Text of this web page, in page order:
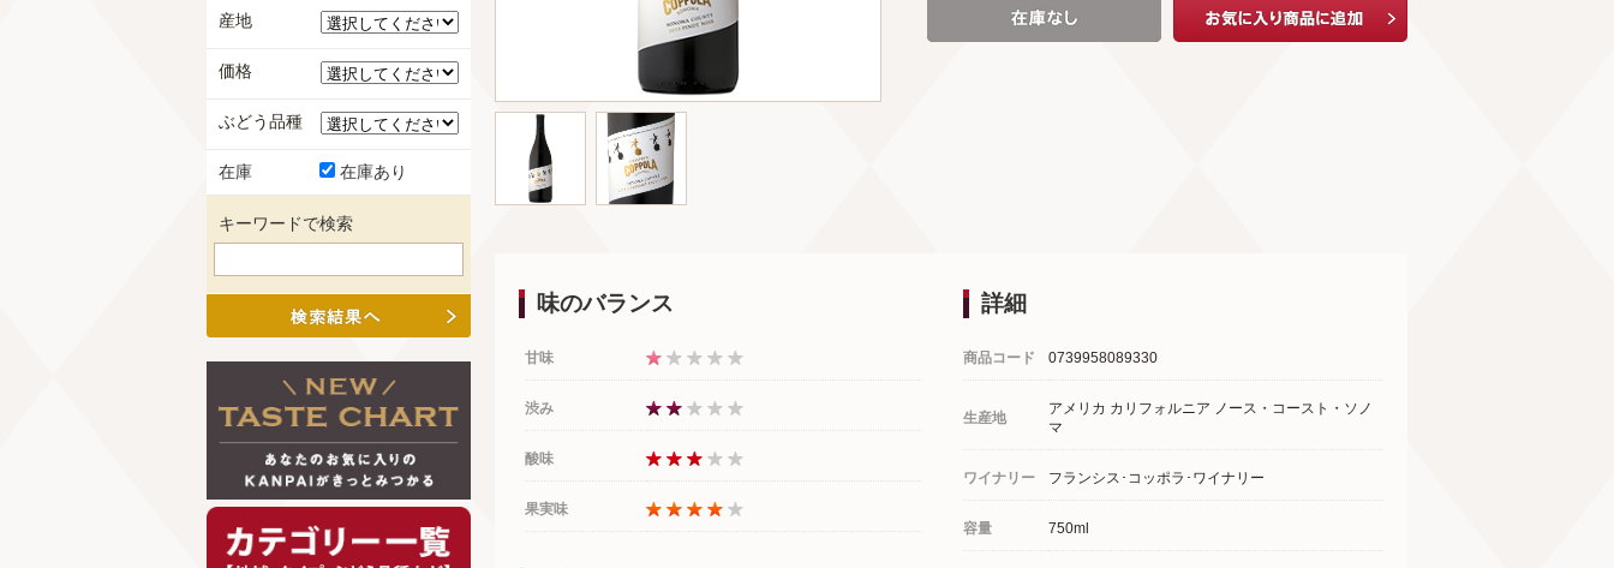
詳細
商品コード 0739958089330
生産地
アメリカ カリフォルニア ノース・コースト・ソノ
マ
ワイナリー フランシス･コッポラ･ワイナリー
容量 750ml
味のバランス
甘味
渋み
酸味
果実味
産地
価格
ぶどう品種
在庫 在庫あり
キーワードで検索